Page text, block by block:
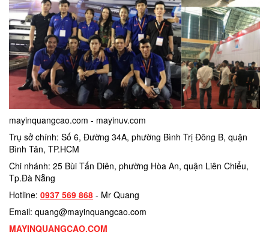
mayinquangcao.com - mayinuv.com
Trụ sở chính: Số 6, Đường 34A, phường Bình Trị Đông B, quận
Bình Tân, TP.HCM
Chi nhánh: 25 Bùi Tấn Diên, phường Hòa An, quận Liên Chiểu,
Tp.Đà Nẵng
Hotline: 0937 569 868 - Mr Quang
Email: quang@mayinquangcao.com
MAYINQUANGCAO.COM